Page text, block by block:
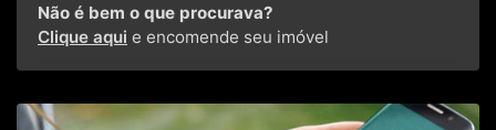
Não é bem o que procurava?
Clique aqui e encomende seu imóvel